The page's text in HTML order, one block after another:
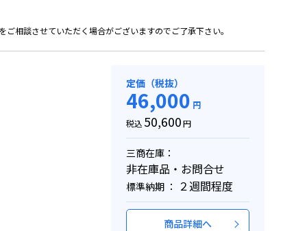
相談させていただく場合がございますのでご了承下さい。
定価（税抜）
46,000 円
税込 50,600円
三商在庫：
非在庫品・お問合せ
標準納期 ： ２週間程度
商品詳細へ